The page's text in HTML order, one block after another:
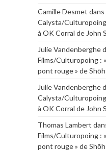
Camille Desmet dans
Calysta/
à OK Corral de John
Julie Vandenberghe
Films/Culturopoing :
pont rouge » de
Julie Vandenberghe
Calysta/
à OK Corral de John
Thomas Lambert
Films/Culturopoing :
pont rouge » de